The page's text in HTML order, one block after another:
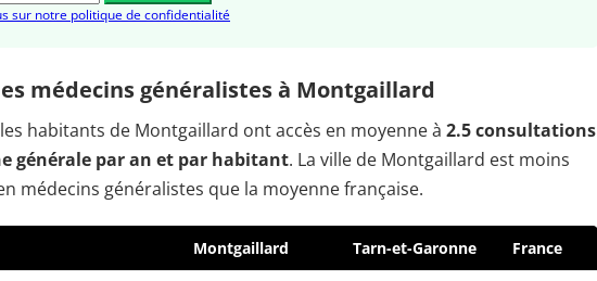
sur notre politique de confidentialité
médecins généralistes à Montgaillard
les habitants de Montgaillard ont accès en moyenne à 2.5 consultations
générale par an et par habitant. La ville de Montgaillard est moins
médecins généralistes que la moyenne française.
Montgaillard Tarn-et-Garonne France